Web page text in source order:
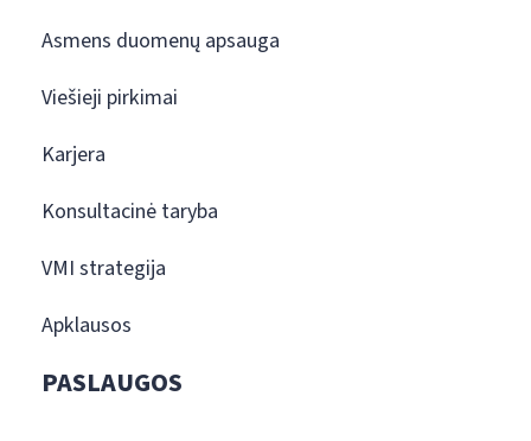
Asmens duomenų apsauga
Viešieji pirkimai
Karjera
Konsultacinė taryba
VMI strategija
Apklausos
PASLAUGOS